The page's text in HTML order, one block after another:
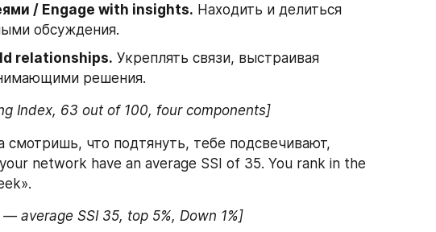
/ Engage with insights. Находить и делиться
обсуждения.
relationships. Укреплять связи, выстраивая
решения.
Index, 63 out of 100, four components]
что подтянуть, тебе подсвечивают,
network have an average SSI of 35. You rank in the
average SSI 35, top 5%, Down 1%]